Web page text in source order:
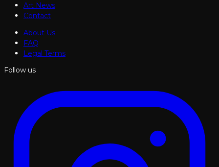
Art News
Contact
About Us
FAQ
Legal Terms
Follow us